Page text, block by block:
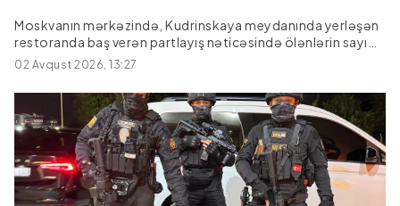
Moskvanın mərkəzində, Kudrinskaya meydanında yerləşən
restoranda baş verən partlayış nəticəsində ölənlərin sayı
beşə çatıb.Bu barədə REN TV məlumat yayıbBildirilib ki, iki
nəfər xəstəxanada ölüb. Altı nəfərdən çox yaralının
vəziyyəti ağır olaraq qalır və həkimlər onların həyatını xilas
etmək üçün mübarizə aparmağa davam edirlər.
02 Avqust 2026, 13:27